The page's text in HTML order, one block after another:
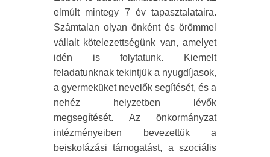
elmúlt mintegy 7 év tapasztalataira.
Számtalan olyan önként és örömmel
vállalt kötelezettségünk van, amelyet
idén is folytatunk. Kiemelt
feladatunknak tekintjük a nyugdíjasok,
a gyermeküket nevelők segítését, és a
nehéz helyzetben lévők
megsegítését. Az önkormányzat
intézményeiben bevezettük a
beiskolázási támogatást, a szociális